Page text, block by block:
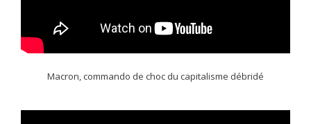
Macron, commando de choc du capitalisme débridé